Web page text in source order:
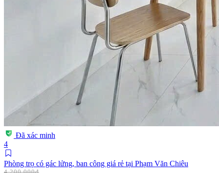
Đã xác minh
4
Phòng trọ có gác lửng, ban công giá rẻ tại Phạm Văn Chiêu